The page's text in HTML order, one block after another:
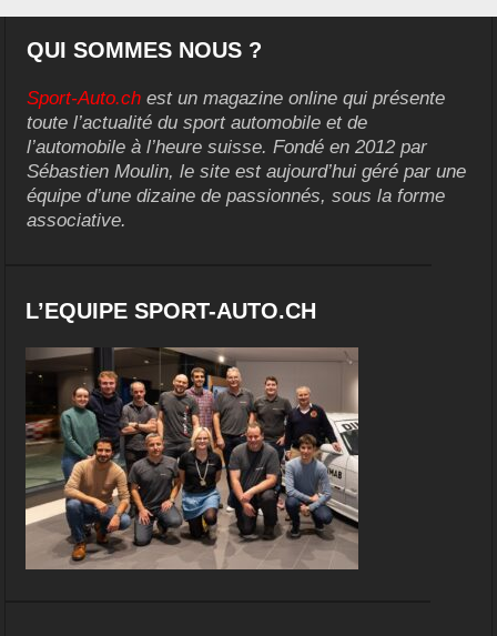
QUI SOMMES NOUS ?
Sport-Auto.ch est un magazine online qui présente
toute l’actualité du sport automobile et de
l’automobile à l’heure suisse. Fondé en 2012 par
Sébastien Moulin, le site est aujourd’hui géré par une
équipe d’une dizaine de passionnés, sous la forme
associative.
L’EQUIPE SPORT-AUTO.CH